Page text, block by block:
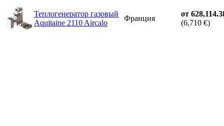
Теплогенератор газовый
Aquitaine 2110 Aircalo
Франция
от
(6,710 €)